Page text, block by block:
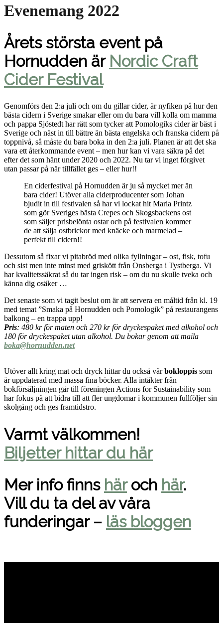
Evenemang 2022
Årets största event på
Hornudden är Nordic Craft
Cider Festival
Genomförs den 2:a juli och om du gillar cider, är nyfiken på hur den
bästa cidern i Sverige smakar eller om du bara vill kolla om mamma
och pappa Sjöstedt har rätt som tycker att Pomologiks cider är bäst i
Sverige och näst in till bättre än bästa engelska och franska cidern på
toppnivå, så måste du bara boka in den 2:a juli. Planen är att det ska
vara ett återkommande event – men hur kan vi vara säkra på det
efter det som hänt under 2020 och 2022. Nu tar vi inget förgivet
utan passar på när tillfället ges – eller hur!!
En ciderfestival på Hornudden är ju så mycket mer än
bara cider! Utöver alla ciderproducenter som Johan
bjudit in till festivalen så har vi lockat hit Maria Printz
som gör Sveriges bästa Crepes och Skogsbackens ost
som säljer prisbelönta ostar och på festivalen kommer
de att sälja ostbrickor med knäcke och marmelad –
perfekt till cidern!!
Dessutom så fixar vi pitabröd med olika fyllningar – ost, fisk, tofu
och sist men inte minst med griskött från Onsberga i Tystberga. Vi
har kvalitetssäkrat så du tar ingen risk – om du nu skulle tveka och
känna dig osäker …
Det senaste som vi tagit beslut om är att servera en måltid från kl. 19
med temat ”Smaka på Hornudden och Pomologik” på restaurangens
balkong – en trappa upp!
Pris: 480 kr för maten och 270 kr för dryckespaket med alkohol och
180 för dryckespaket utan alkohol. Du bokar genom att maila
boka@hornudden.net
Utöver allt kring mat och dryck hittar du också vårbokloppis som
är uppdaterad med massa fina böcker. Alla intäkter från
bokförsäljningen går till föreningen Actions for Sustainability som
har fokus på att bidra till att fler ungdomar i kommunen fullföljer sin
skolgång och ges framtidstro.
Varmt välkommen!
Biljetter hittar du här
Mer info finns häroch här.
Vill du ta del av våra
funderingar – läs bloggen